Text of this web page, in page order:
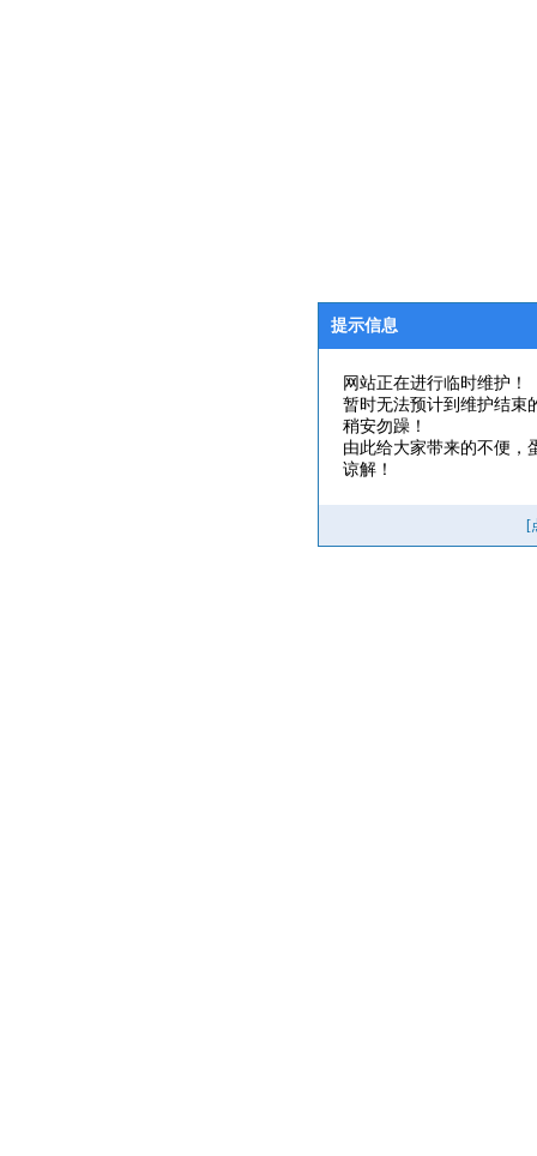
提示信息
网站正在进行临时维护！
暂时无法预计到维护结束
稍安勿躁！
由此给大家带来的不便，
谅解！
[